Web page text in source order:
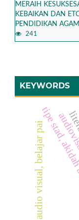
MERAIH
KEBAIKAN DAN
PENDIDIKAN
241
KEYWORDS
tipe
audio visual, belajar pai